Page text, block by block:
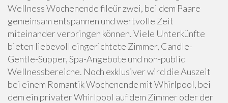
Wellness Wochenende fileür zwei, bei dem Paare
gemeinsam entspannen und wertvolle Zeit
miteinander verbringen können. Viele Unterkünfte
bieten liebevoll eingerichtete Zimmer, Candle-
Gentle-Supper, Spa-Angebote und non-public
Wellnessbereiche. Noch exklusiver wird die Auszeit
bei einem Romantik Wochenende mit Whirlpool, bei
dem ein privater Whirlpool auf dem Zimmer oder der